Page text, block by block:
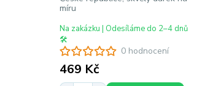
0 hodnocení
míru
469 Kč
Na zakázku | Odesíláme do 2–4 dnů
🛠️